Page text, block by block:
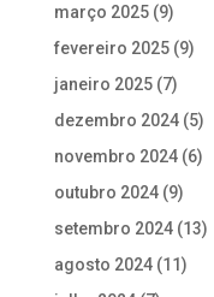
março 2025(9)
fevereiro 2025(9)
janeiro 2025(7)
dezembro 2024(5)
novembro 2024(6)
outubro 2024(9)
setembro 2024(13)
agosto 2024(11)